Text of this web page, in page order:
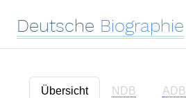
Deutsche Biographie
Übersicht NDB ADB